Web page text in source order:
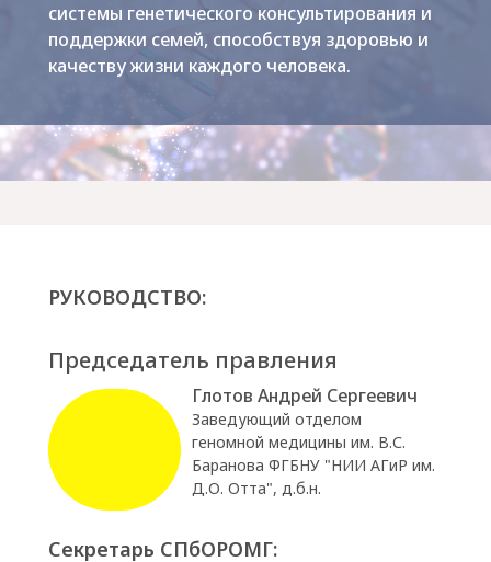
системы генетического консультирования и
поддержки семей, способствуя здоровью и
качеству жизни каждого человека.
РУКОВОДСТВО:
Председатель правления
Глотов Андрей Сергеевич
Заведующий отделом
геномной медицины им. В.С.
Баранова ФГБНУ "НИИ АГиР им.
Д.О. Отта", д.б.н.
Секретарь СПбОРОМГ: